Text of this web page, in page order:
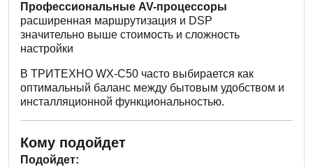
Профессиональные AV-процессоры
расширенная маршрутизация и DSP
значительно выше стоимость и сложность
настройки
В ТРИТЕХНО WX-C50 часто выбирается как
оптимальный баланс между бытовым удобством и
инсталляционной функциональностью.
Кому подойдет
Подойдет: